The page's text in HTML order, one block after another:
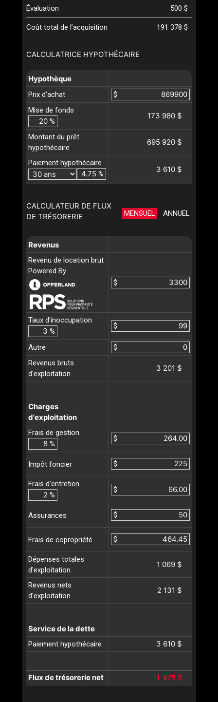
CALCULATRICE HYPOTHÉCAIRE
Hypothèque
Prix d'achat
$
Mise de fonds
%
173 980 $
Montant du prêt
hypothécaire
695 920 $
Paiement hypothécaire
%
3 610 $
CALCULATEUR DE FLUX
DE TRÉSORERIE
MENSUEL ANNUEL
Revenus
Revenu de location brut
Powered By
$
Taux d'inoccupation
%
$
Autre
$
Revenus bruts
d'exploitation
3 201 $
Charges
d'exploitation
Frais de gestion
%
$
Impôt foncier $
Frais d’entretien
%
$
Assurances $
Frais de copropriété $
Dépenses totales
d'exploitation
1 069 $
Revenus nets
d'exploitation
2 131 $
Service de la dette
Paiement hypothécaire 3 610 $
Flux de trésorerie net -1 479 $
Évaluation 500 $
Coût total de l’acquisition 191 378 $